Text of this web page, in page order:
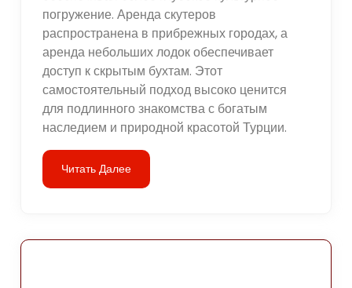
погружение. Аренда скутеров
распространена в прибрежных городах, а
аренда небольших лодок обеспечивает
доступ к скрытым бухтам. Этот
самостоятельный подход высоко ценится
для подлинного знакомства с богатым
наследием и природной красотой Турции.
Читать Далее